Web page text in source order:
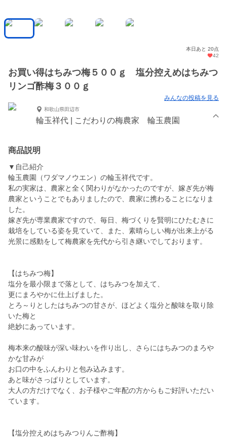
本日あと 20点
42
お買い得はちみつ梅５００ｇ 塩分控えめはちみつ
リンゴ酢梅３００ｇ
みんなの投稿を見る
和歌山県田辺市
輪玉祥代 | こだわりの梅農家 輪玉農園
商品説明
▼自己紹介
輪玉農園（ワダマノウエン）の輪玉祥代です。
私の実家は、農家と全く関わりがなかったのですが、嫁ぎ先が梅
農家ということでもありましたので、農家に携わることになりま
した。
嫁ぎ先が専業農家ですので、毎日、梅づくりを賢明にひたむきに
栽培をしている姿を見ていて、また、素晴らしい梅が出来上がる
光景に感動をして梅農家を先代から引き継いでしております。
【はちみつ梅】
塩分を最小限まで落として、はちみつを加えて、
更にまろやかに仕上げました。
とろ～りとしたはちみつの甘さが、ほどよく塩分と酸味を取り除
いた梅と
絶妙にあっています。
梅本来の酸味が深い味わいを作り出し、さらにはちみつのまろや
かな甘みが
お口の中をふんわりと包み込みます。
あと味がさっぱりとしています。
大人の方だけでなく、お子様やご年配の方からもご好評いただい
ています。
【塩分控えめはちみつりんご酢梅】